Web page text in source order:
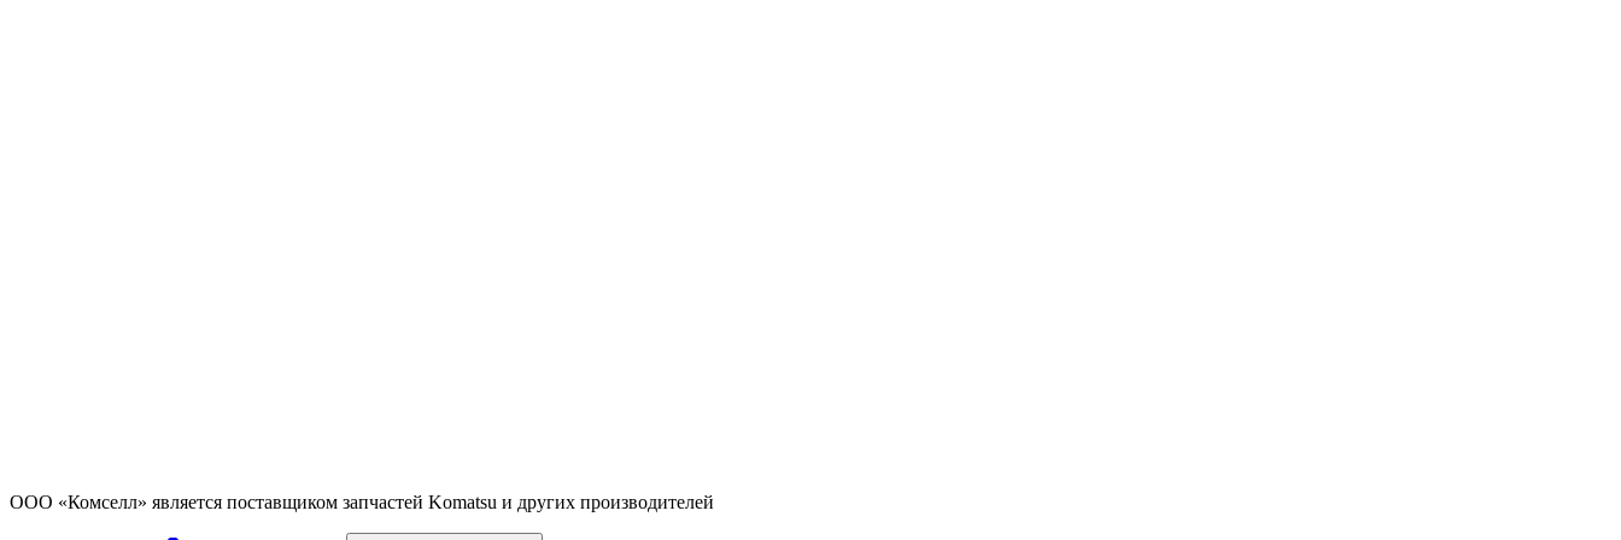
ООО «Комселл» является поставщиком запчастей Komatsu и других производителей